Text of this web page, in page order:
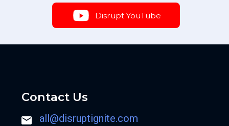
Disrupt YouTube
Contact Us
all@disruptignite.com